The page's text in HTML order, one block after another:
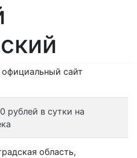
рублей в сутки на
область,